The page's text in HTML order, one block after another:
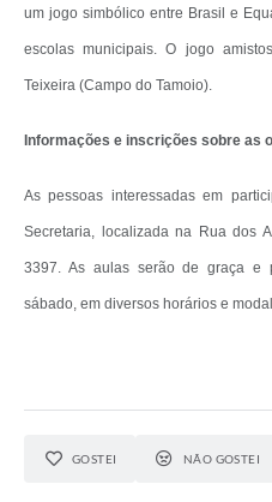
um jogo simbólico entre Brasil e
escolas municipais. O jogo
Teixeira (Campo do Tamoio).
Informações e inscrições sobre as
As pessoas interessadas em
Secretaria, localizada na Rua dos
3397. As aulas serão de graça e
sábado, em diversos horários e
GOSTEI NÃO GOSTEI